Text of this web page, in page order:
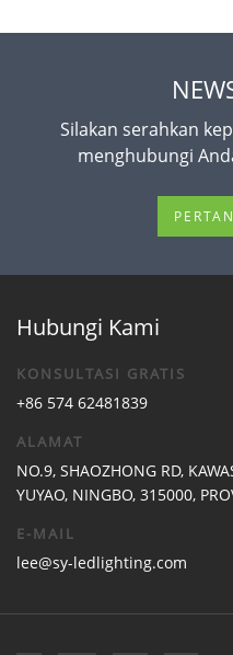
Silakan serahkan
menghubungi
Hubungi Kami
KONSULTASI GRATIS
+86 574 62481839
ALAMAT
NO.9, SHAOZHONG RD,
YUYAO, NINGBO, 315000,
E-MAIL
lee@sy-ledlighting.com